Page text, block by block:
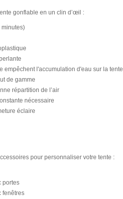
gonflable en un clin d’œil :
minutes)
empêchent l'accumulation d'eau sur la tente
de gamme
répartition de l’air
nécessaire
éclaire
pour personnaliser votre tente :
portes
fenêtres